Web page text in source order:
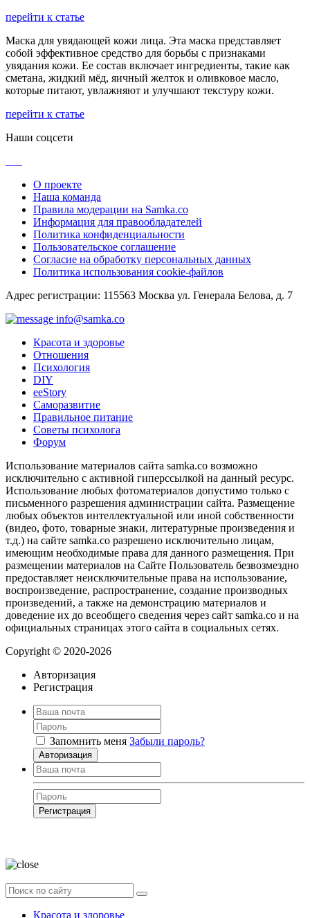
перейти к статье
Маска для увядающей кожи лица. Эта маска представляет
собой эффективное средство для борьбы с признаками
увядания кожи. Ее состав включает ингредиенты, такие как
сметана, жидкий мёд, яичный желток и оливковое масло,
которые питают, увлажняют и улучшают текстуру кожи.
перейти к статье
Наши соцсети
О проекте
Наша команда
Правила модерации на Samka.co
Информация для правообладателей
Политика конфиденциальности
Пользовательское соглашение
Согласие на обработку персональных данных
Политика использования cookie-файлов
Адрес регистрации: 115563 Москва ул. Генерала Белова, д. 7
info@samka.co
Красота и здоровье
Отношения
Психология
DIY
ееStory
Саморазвитие
Правильное питание
Советы психолога
Форум
Использование материалов сайта samka.co возможно
исключительно с активной гиперссылкой на данный ресурс.
Использование любых фотоматериалов допустимо только с
письменного разрешения администрации сайта. Размещение
любых объектов интеллектуальной или иной собственности
(видео, фото, товарные знаки, литературные произведения и
т.д.) на сайте samka.co разрешено исключительно лицам,
имеющим необходимые права для данного размещения. При
размещении материалов на Сайте Пользователь безвозмездно
предоставляет неисключительные права на использование,
воспроизведение, распространение, создание производных
произведений, а также на демонстрацию материалов и
доведение их до всеобщего сведения через сайт samka.co и на
официальных страницах этого сайта в социальных сетях.
Copyright © 2020-2026
Авторизация
Регистрация
Запомнить меня Забыли пароль?
Авторизация
Регистрация
Красота и здоровье